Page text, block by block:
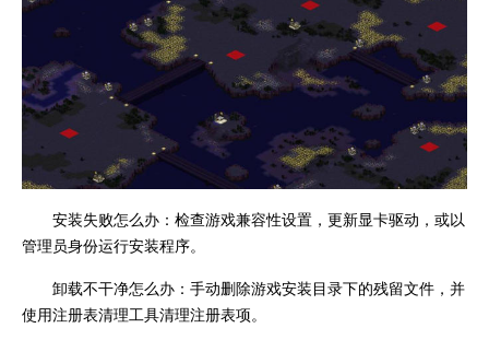
安装失败怎么办：检查游戏兼容性设置，更新显卡驱动，或以
管理员身份运行安装程序。
卸载不干净怎么办：手动删除游戏安装目录下的残留文件，并
使用注册表清理工具清理注册表项。